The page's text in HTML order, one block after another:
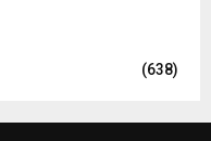
(638)